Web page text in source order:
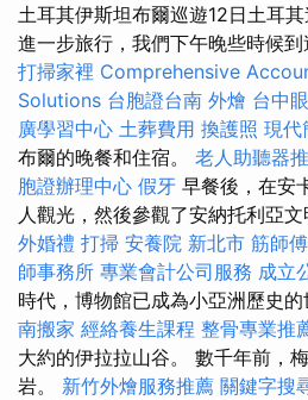
土耳其伊斯坦布爾巡遊12日土耳
進一步旅行，我們下午晚些時候到
打掃家裡 Comprehensive
Solutions 台胞證台南 外燴 台中
廣學習中心 土葬費用 換護照 現代
布爾的晚餐和住宿。 老人助聽器
胞證辦理中心 假牙 早餐後，在安
人觀光，然後參觀了安納托利亞文
外婚禮 打掃 安養院 新北市 筋師
師事務所 專業會計公司服務 成立
時代，博物館已成為小亞洲歷史的
南搬家 經絡養生課程 整骨專業推
大約的伊拉拉山谷。 數千年前，
岩。 新竹外燴服務推薦 關鍵字搜